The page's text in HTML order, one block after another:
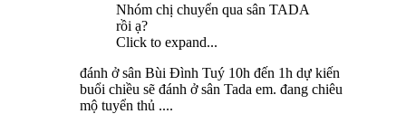
Nhóm chị chuyển qua sân TADA
rồi ạ?
Click to expand...
đánh ở sân Bùi Đình Tuý 10h đến 1h dự kiến
buổi chiều sẽ đánh ở sân Tada em. đang chiêu
mộ tuyển thủ ....